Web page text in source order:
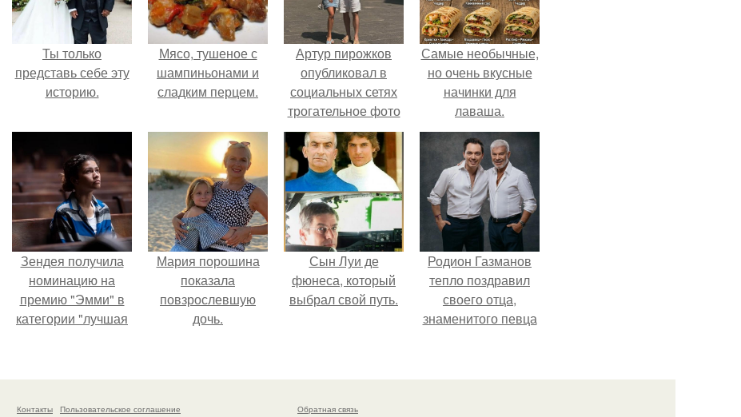
Ты только
представь себе эту
историю.
Мясо, тушеное с
шампиньонами и
сладким перцем.
Артур пирожков
опубликовал в
социальных сетях
трогательное фото
с супругой
Анжеликой,
сделанное во
время их недавнего
путешествия в
Италию.
Самые необычные,
но очень вкусные
начинки для
лаваша.
Зендея получила
номинацию на
премию "Эмми" в
категории "лучшая
сериале" за третий
Мария порошина
показала
повзрослевшую
дочь.
Сын Луи де
фюнеса, который
выбрал свой путь.
Родион Газманов
тепло поздравил
своего отца,
знаменитого певца
75-летием.
Контакты Пользовательское соглашение Обратная связь